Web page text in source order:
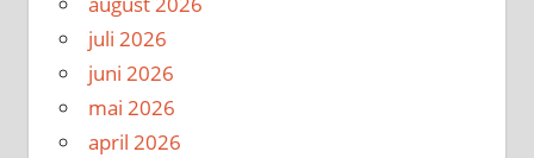
juli 2026
juni 2026
mai 2026
april 2026